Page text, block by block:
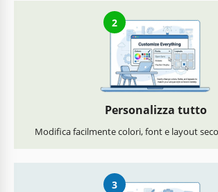
2
Personalizza tutto
Modifica facilmente colori, font e layout
3